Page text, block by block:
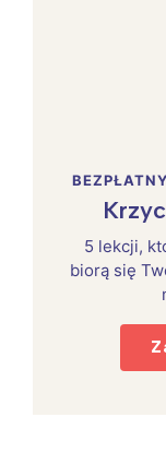
5 lekcji,
biorą się